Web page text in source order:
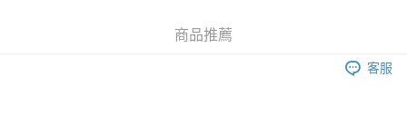
商品推薦
客服